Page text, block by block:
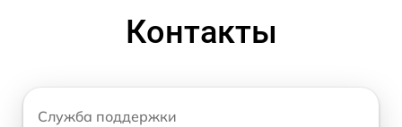
Контакты
Служба поддержки